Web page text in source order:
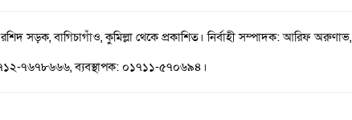
বাগিচাগাঁও, কুমিল্লা থেকে প্রকাশিত। নির্বাহী সম্পাদক: আরিফ অরুণাভ,
৭৬৭৮৬৬৬, ব্যবস্থাপক: ০১৭১১-৫৭০৬৯৪।